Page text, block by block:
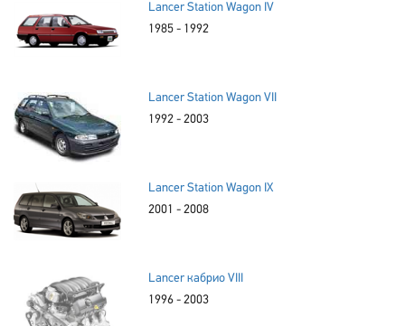
Lancer Station Wagon IV
1985 - 1992
Lancer Station Wagon VII
1992 - 2003
Lancer Station Wagon IX
2001 - 2008
Lancer кабрио VIII
1996 - 2003